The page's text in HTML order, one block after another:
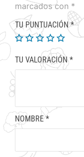
marcados con *
TU PUNTUACIÓN*
TU VALORACIÓN*
NOMBRE*